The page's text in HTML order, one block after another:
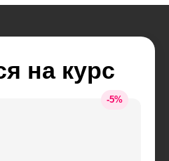
на курс
-5%